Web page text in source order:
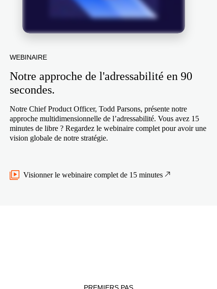
WEBINAIRE
Notre approche de l'adressabilité en 90
secondes.
Notre Chief Product Officer, Todd Parsons, présente notre
approche multidimensionnelle de l’adressabilité. Vous avez 15
minutes de libre ? Regardez le webinaire complet pour avoir une
vision globale de notre stratégie.
Visionner le webinaire complet de 15 minutes